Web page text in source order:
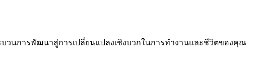
วนการพัฒนาสู่การเปลี่ยนแปลงเชิงบวกในการทำงานและชีวิตของคุณ